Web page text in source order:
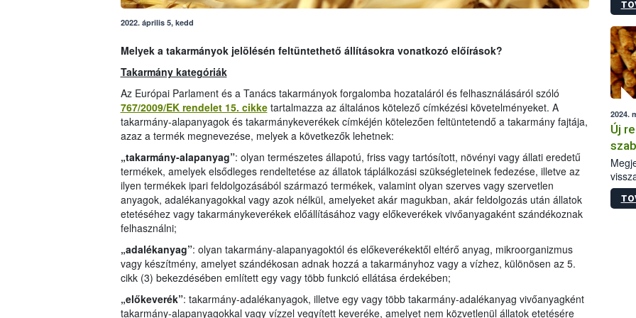
2022. április 5, kedd
Melyek a takarmányok jelölésén feltüntethető állításokra vonatkozó előírások?
Takarmány kategóriák
Az Európai Parlament és a Tanács takarmányok forgalomba hozataláról és felhasználásáról szóló
767/2009/EK rendelet 15. cikketartalmazza az általános kötelező címkézési követelményeket. A
takarmány-alapanyagok és takarmánykeverékek címkéjén kötelezően feltüntetendő a takarmány fajtája,
azaz a termék megnevezése, melyek a következők lehetnek:
„takarmány-alapanyag”: olyan természetes állapotú, friss vagy tartósított, növényi vagy állati eredetű
termékek, amelyek elsődleges rendeltetése az állatok táplálkozási szükségleteinek fedezése, illetve az
ilyen termékek ipari feldolgozásából származó termékek, valamint olyan szerves vagy szervetlen
anyagok, adalékanyagokkal vagy azok nélkül, amelyeket akár magukban, akár feldolgozás után állatok
etetéséhez vagy takarmánykeverékek előállításához vagy előkeverékek vivőanyagaként szándékoznak
felhasználni;
„adalékanyag”: olyan takarmány-alapanyagoktól és előkeverékektől eltérő anyag, mikroorganizmus
vagy készítmény, amelyet szándékosan adnak hozzá a takarmányhoz vagy a vízhez, különösen az 5.
cikk (3) bekezdésében említett egy vagy több funkció ellátása érdekében;
„előkeverék”: takarmány-adalékanyagok, illetve egy vagy több takarmány-adalékanyag vivőanyagként
takarmány-alapanyagokkal vagy vízzel vegyített keveréke, amelyet nem közvetlenül állatok etetésére
2024.
Új